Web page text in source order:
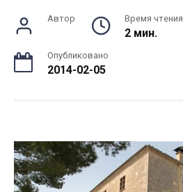
Автор Время чтения
2 мин.
Опубликовано
2014-02-05